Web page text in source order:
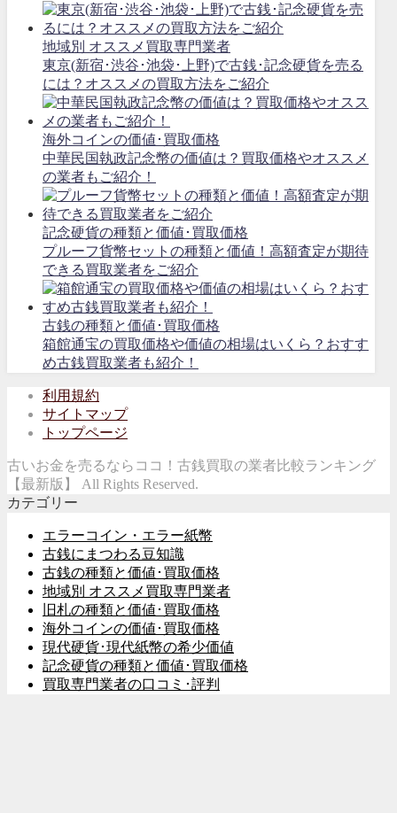
地域別 オススメ買取専門業者
東京(新宿･渋谷･池袋･上野)で古銭･記念硬貨を売る
には？オススメの買取方法をご紹介
海外コインの価値･買取価格
中華民国執政記念幣の価値は？買取価格やオススメ
の業者もご紹介！
記念硬貨の種類と価値･買取価格
プルーフ貨幣セットの種類と価値！高額査定が期待
できる買取業者をご紹介
古銭の種類と価値･買取価格
箱館通宝の買取価格や価値の相場はいくら？おすす
め古銭買取業者も紹介！
利用規約
サイトマップ
トップページ
古いお金を売るならココ！古銭買取の業者比較ランキング
【最新版】 All Rights Reserved.
カテゴリー
エラーコイン・エラー紙幣
古銭にまつわる豆知識
古銭の種類と価値･買取価格
地域別 オススメ買取専門業者
旧札の種類と価値･買取価格
海外コインの価値･買取価格
現代硬貨･現代紙幣の希少価値
記念硬貨の種類と価値･買取価格
買取専門業者の口コミ･評判